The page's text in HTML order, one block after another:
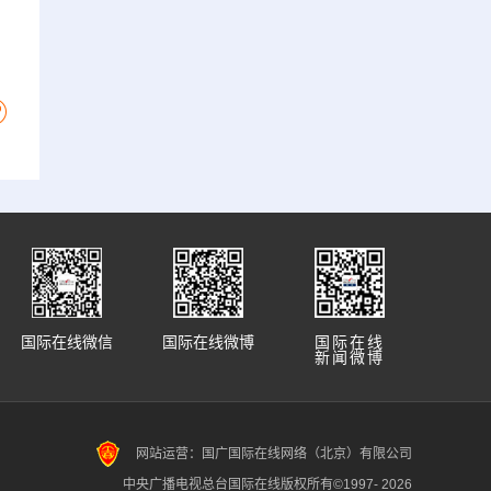
国际在线
新闻微博
国际在线微博
国际在线微信
网站运营：国广国际在线网络（北京）有限公司
中央广播电视总台国际在线版权所有©1997- 2026